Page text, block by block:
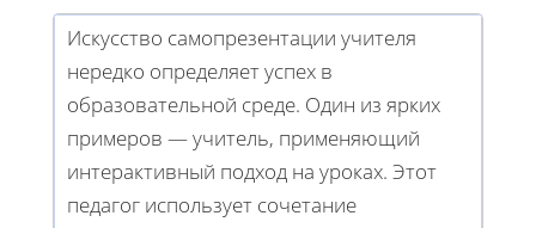
Искусство самопрезентации учителя
нередко определяет успех в
образовательной среде. Один из ярких
примеров — учитель, применяющий
интерактивный подход на уроках. Этот
педагог использует сочетание